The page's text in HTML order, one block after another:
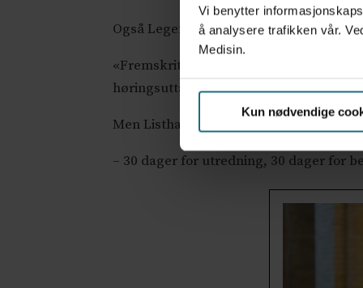
Vi benytter
å analysere trafikken vår.
Medisin.
Kun nødvendige
Også Legeforeningen har dømt
«Fremskrittspartiets forslag er uegnet
høringsuttalelse.
Men Listhaug står på sitt.
– 30 dager for utredning, 30 dager for